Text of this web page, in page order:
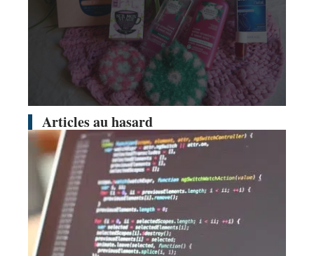
Articles au hasard